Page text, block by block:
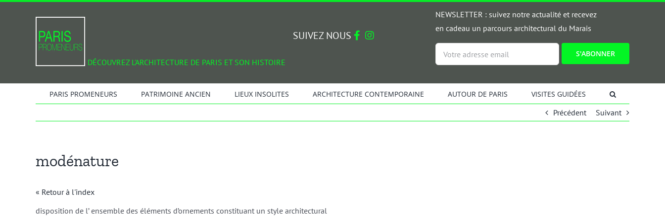
DÉCOUVREZ L'ARCHITECTURE DE PARIS ET SON HISTOIRE
SUIVEZ NOUS
NEWSLETTER : suivez notre actualité et recevez
en cadeau un parcours architectural du Marais
Email
*
PARIS PROMENEURS PATRIMOINE ANCIEN LIEUX INSOLITES ARCHITECTURE CONTEMPORAINE AUTOUR DE PARIS VISITES GUIDÉES
Précédent Suivant
modénature
« Retour à l'index
disposition de l’ ensemble des éléments d’ornements constituant un style architectural